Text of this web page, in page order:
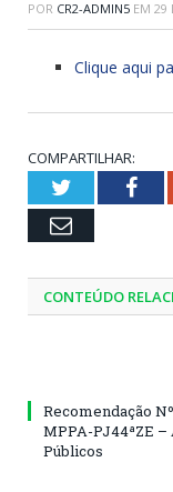
POR CR2-ADMIN5 EM 29
Clique aqui
COMPARTILHAR:
Twitter
Email
CONTEÚDO
Recomendação
MPPA-PJ44ªZE –
Públicos